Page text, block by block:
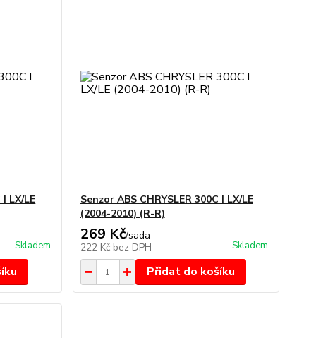
LX/LE
Skladem
Senzor ABS CHRYSLER 300C I LX/LE
(2004-2010) (R-R)
269 Kč/sada
222 Kč bez DPH Skladem
Přidat do košíku